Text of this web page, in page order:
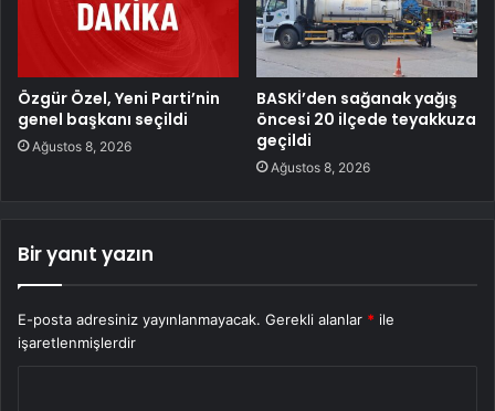
Özgür Özel, Yeni Parti’nin
genel başkanı seçildi
Ağustos 8, 2026
BASKİ’den sağanak yağış
öncesi 20 ilçede teyakkuza
geçildi
Ağustos 8, 2026
Bir yanıt yazın
E-posta adresiniz yayınlanmayacak. Gerekli alanlar * ile
işaretlenmişlerdir